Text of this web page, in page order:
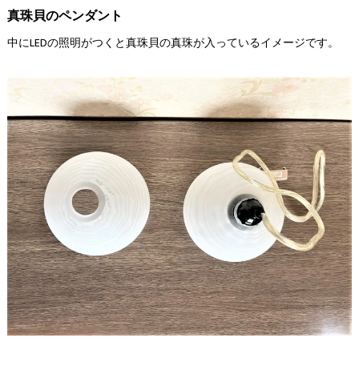
真珠貝のペンダント
中にLEDの照明がつくと真珠貝の真珠が入っているイメージです。